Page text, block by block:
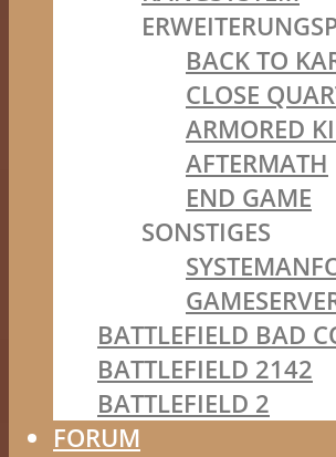
BACK TO
CLOSE
ARMORED
AFTERMATH
END GAME
SONSTIGES
BATTLEFIELD BAD
BATTLEFIELD 2142
BATTLEFIELD 2
FORUM